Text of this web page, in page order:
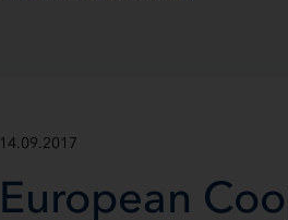
14.09.2017
European